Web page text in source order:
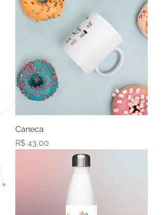
Caneca
Preço
R$ 43,00